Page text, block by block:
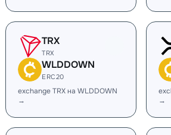
TRX
TRX
WLDDOWN
ERC20
exchange TRX на WLDDOWN
→
→